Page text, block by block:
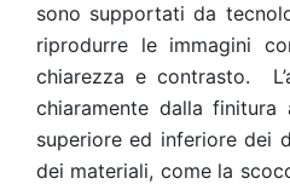
sono supportati da
riprodurre le immagini
chiarezza e contrasto.
chiaramente dalla
superiore ed inferiore dei
dei materiali, come la